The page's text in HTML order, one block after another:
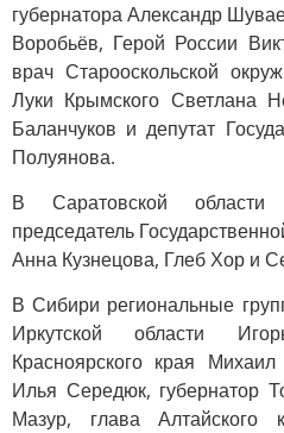
губернатора Александр
Воробьёв, Герой России
врач Старооскольской
Луки Крымского Светлана
Баланчуков и депутат
Полуянова.
В Саратовской
председатель
Анна Кузнецова, Глеб Хор и
В Сибири региональные
Иркутской области
Красноярского края
Илья Середюк, губернатор
Мазур, глава